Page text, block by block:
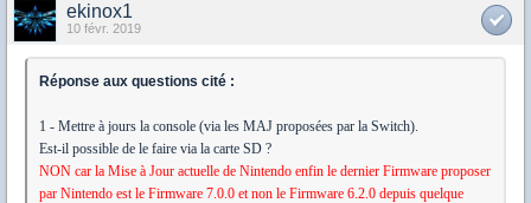
ekinox1
10 févr. 2019
Réponse aux questions cité :
1 - Mettre à jours la console (via les MAJ proposées par la Switch).
Est-il possible de le faire via la carte SD ?
NON car la Mise à Jour actuelle de Nintendo enfin le dernier Firmware proposer
par Nintendo est le Firmware 7.0.0 et non le Firmware 6.2.0 depuis quelque